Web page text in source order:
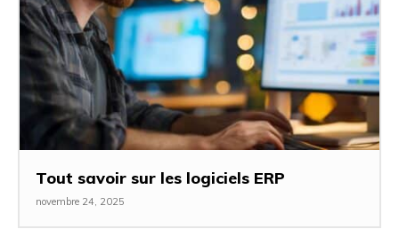
Tout savoir sur les logiciels ERP
novembre 24, 2025